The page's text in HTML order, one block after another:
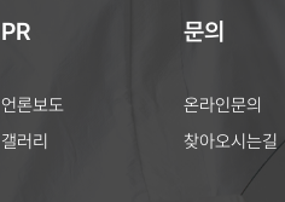
PR
언론보도
갤러리
문의
온라인문의
찾아오시는길